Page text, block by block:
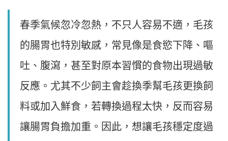
春季氣候忽冷忽熱，不只人容易不適，毛孩
的腸胃也特別敏感，常見像是食慾下降、嘔
吐、腹瀉，甚至對原本習慣的食物出現過敏
反應。尤其不少飼主會趁換季幫毛孩更換飼
料或加入鮮食，若轉換過程太快，反而容易
讓腸胃負擔加重。因此，想讓毛孩穩定度過